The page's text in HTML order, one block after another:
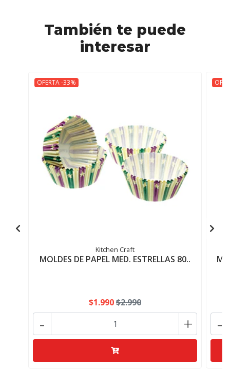
También te puede
interesar
OFERTA -33%
Kitchen Craft
MOLDES DE PAPEL MED. ESTRELLAS 80..
$1.990$2.990
+
- -